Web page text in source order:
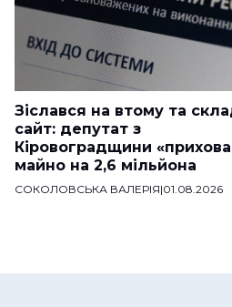
Зіслався на втому та
сайт: депутат з
Кіровоградщини
майно на 2,6 мільйона
СОКОЛОВСЬКА ВАЛЕРІЯ|01.08.2026